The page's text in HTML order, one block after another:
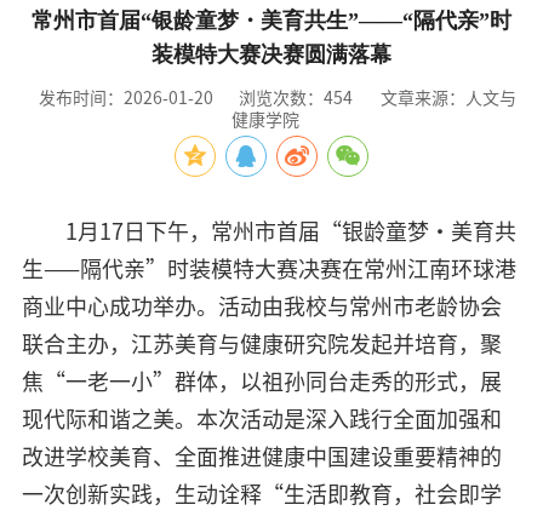
常州市首届“银龄童梦・美育共生”——“隔代亲”时
装模特大赛决赛圆满落幕
发布时间：2026-01-20 浏览次数： 454
文章来源：人文与
健康学院
1月17日下午，常州市首届“银龄童梦・美育共
生——隔代亲”时装模特大赛决赛在常州江南环球港
商业中心成功举办。活动由我校与常州市老龄协会
联合主办，江苏美育与健康研究院发起并培育，聚
焦“一老一小”群体，以祖孙同台走秀的形式，展
现代际和谐之美。本次活动是深入践行全面加强和
改进学校美育、全面推进健康中国建设重要精神的
一次创新实践，生动诠释“生活即教育，社会即学